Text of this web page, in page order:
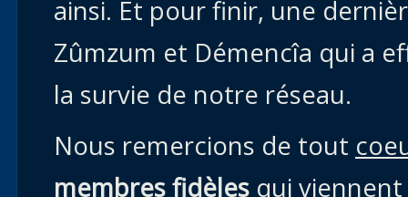
ainsi. Et pour finir, une
Zûmzum et Démencîa qui a
la survie de notre réseau.
Nous remercions de tout
membres fidèles qui